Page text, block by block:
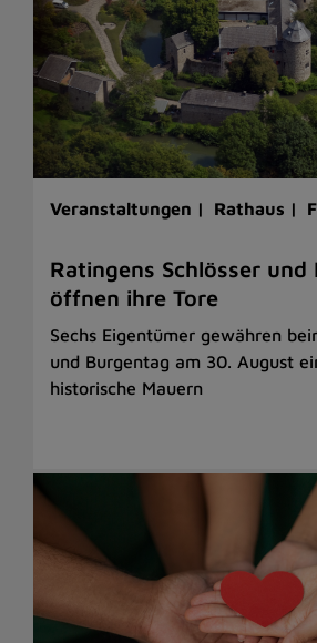
Veranstaltungen | Rathaus |
Ratingens Schlösser und
öffnen ihre Tore
Sechs Eigentümer gewähren
und Burgentag am 30. August
historische Mauern